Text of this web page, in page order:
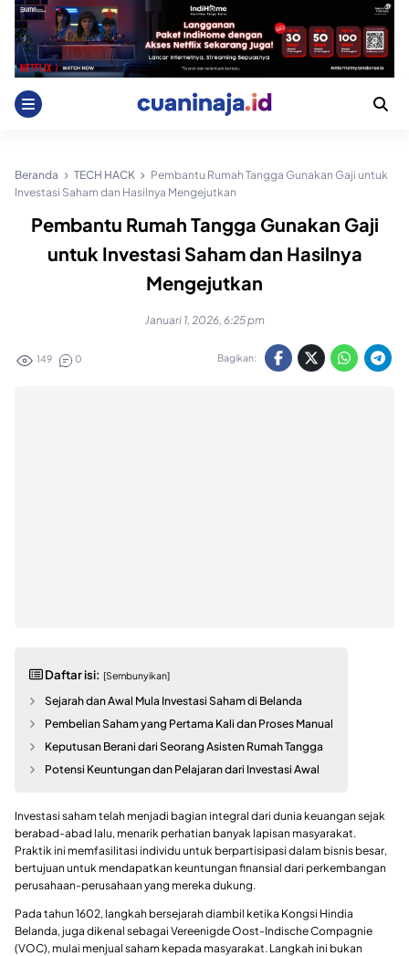
Skip
content
Beranda TECH HACK
Pembantu Rumah Tangga Gunakan Gaji untuk
Investasi Saham dan Hasilnya Mengejutkan
Pembantu Rumah Tangga Gunakan Gaji
untuk Investasi Saham dan Hasilnya
Mengejutkan
Januari 1, 2026, 6:25 pm
149 0 Bagikan:
Daftar isi: [Sembunyikan]
Sejarah dan Awal Mula Investasi Saham di Belanda
Pembelian Saham yang Pertama Kali dan Proses Manual
Keputusan Berani dari Seorang Asisten Rumah Tangga
Potensi Keuntungan dan Pelajaran dari Investasi Awal
Investasi saham telah menjadi bagian integral dari dunia keuangan sejak
berabad-abad lalu, menarik perhatian banyak lapisan masyarakat.
Praktik ini memfasilitasi individu untuk berpartisipasi dalam bisnis besar,
bertujuan untuk mendapatkan keuntungan finansial dari perkembangan
perusahaan-perusahaan yang mereka dukung.
Pada tahun 1602, langkah bersejarah diambil ketika Kongsi Hindia
Belanda, juga dikenal sebagai Vereenigde Oost-Indische Compagnie
(VOC), mulai menjual saham kepada masyarakat. Langkah ini bukan